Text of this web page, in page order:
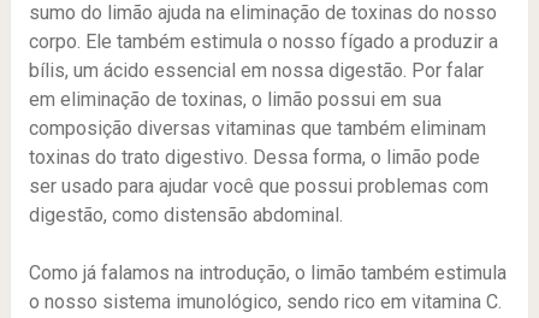
sumo do limão ajuda na eliminação de toxinas do nosso
corpo. Ele também estimula o nosso fígado a produzir a
bílis, um ácido essencial em nossa digestão. Por falar
em eliminação de toxinas, o limão possui em sua
composição diversas vitaminas que também eliminam
toxinas do trato digestivo. Dessa forma, o limão pode
ser usado para ajudar você que possui problemas com
digestão, como distensão abdominal.
Como já falamos na introdução, o limão também estimula
o nosso sistema imunológico, sendo rico em vitamina C.